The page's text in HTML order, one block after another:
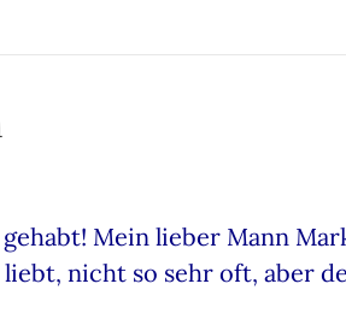
Mein lieber Mann
nicht so sehr oft, aber